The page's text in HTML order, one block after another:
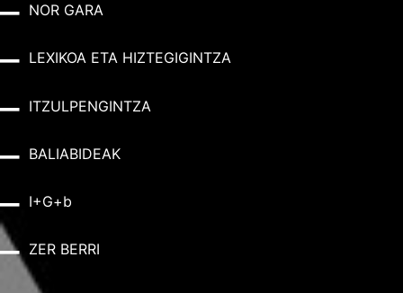
NOR GARA
LEXIKOA ETA HIZTEGIGINTZA
ITZULPENGINTZA
BALIABIDEAK
I+G+b
ZER BERRI